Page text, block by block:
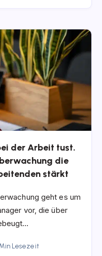
der Arbeit tust.
die
stärkt
geht es um
vor, die über
Lesezeit